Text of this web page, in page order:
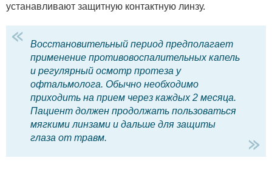
устанавливают защитную контактную линзу.
Восстановительный период предполагает
применение противовоспалительных капель
и регулярный осмотр протеза у
офтальмолога. Обычно необходимо
приходить на прием через каждых 2 месяца.
Пациент должен продолжать пользоваться
мягкими линзами и дальше для защиты
глаза от травм.